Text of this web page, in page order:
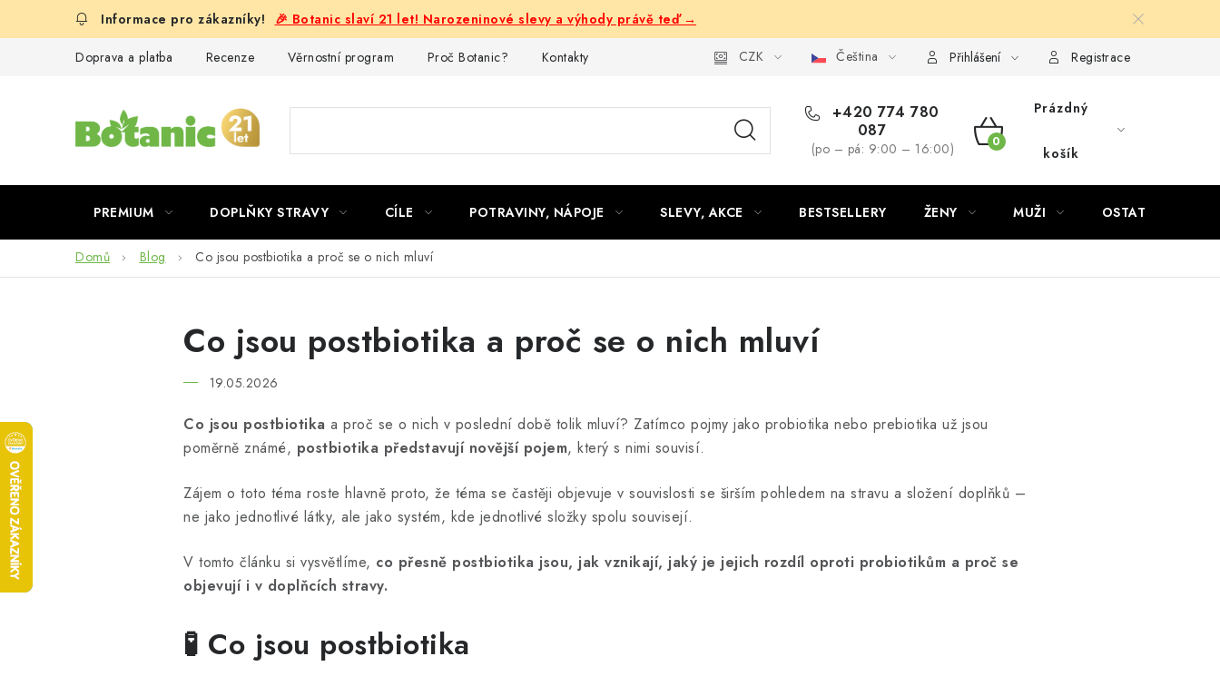
🎉 Botanic slaví 21 let! Narozeninové slevy a výhody právě teď →
Doprava a platba Recenze Věrnostní program Proč Botanic? Kontakty CZK Čeština Přihlášení Registrace
+420 774 780
087
(po – pá: 9:00 – 16:00)
NÁKUPNÍ
Prázdný
košík
PREMIUM DOPLŇKY STRAVY CÍLE POTRAVINY, NÁPOJE SLEVY, AKCE BESTSELLERY ŽENY MUŽI OSTATNÍ
Domů Blog Co jsou postbiotika a proč se o nich mluví
Co jsou postbiotika a proč se o nich mluví
19.05.2026
Co jsou postbiotika a proč se o nich v poslední době tolik mluví? Zatímco pojmy jako probiotika nebo prebiotika už jsou
poměrně známé, postbiotika představují novější pojem, který s nimi souvisí.
Zájem o toto téma roste hlavně proto, že téma se častěji objevuje v souvislosti se širším pohledem na stravu a složení doplňků –
ne jako jednotlivé látky, ale jako systém, kde jednotlivé složky spolu souvisejí.
V tomto článku si vysvětlíme, co přesně postbiotika jsou, jak vznikají, jaký je jejich rozdíl oproti probiotikům a proč se
objevují i v doplňcích stravy.
🧪 Co jsou postbiotika